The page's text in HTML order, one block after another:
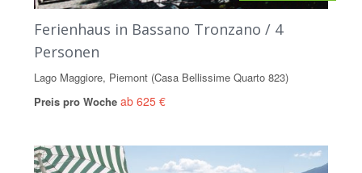
Ferienhaus in Bassano Tronzano / 4
Personen
Lago Maggiore, Piemont (Casa Bellissime Quarto 823)
Preis pro Woche ab 625 €